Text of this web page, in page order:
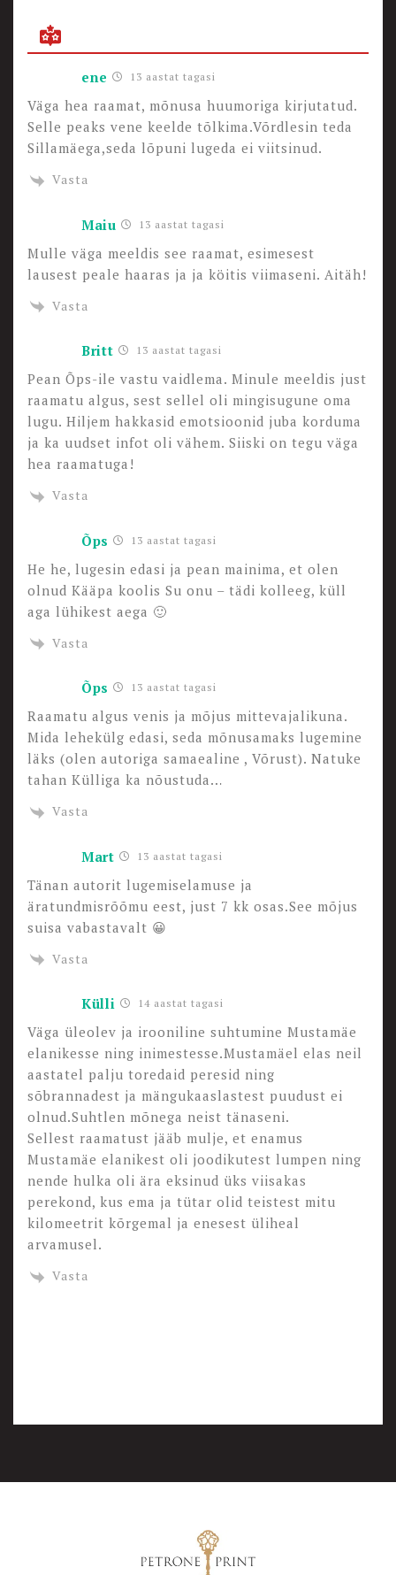
ene 13 aastat tagasi
Väga hea raamat, mõnusa huumoriga kirjutatud.
Selle peaks vene keelde tõlkima.Võrdlesin teda
Sillamäega,seda lõpuni lugeda ei viitsinud.
Vasta
Maiu 13 aastat tagasi
Mulle väga meeldis see raamat, esimesest
lausest peale haaras ja ja köitis viimaseni. Aitäh!
Vasta
Britt 13 aastat tagasi
Pean Õps-ile vastu vaidlema. Minule meeldis just
raamatu algus, sest sellel oli mingisugune oma
lugu. Hiljem hakkasid emotsioonid juba korduma
ja ka uudset infot oli vähem. Siiski on tegu väga
hea raamatuga!
Vasta
Õps 13 aastat tagasi
He he, lugesin edasi ja pean mainima, et olen
olnud Kääpa koolis Su onu – tädi kolleeg, küll
aga lühikest aega 🙂
Vasta
Õps 13 aastat tagasi
Raamatu algus venis ja mõjus mittevajalikuna.
Mida lehekülg edasi, seda mõnusamaks lugemine
läks (olen autoriga samaealine , Võrust). Natuke
tahan Külliga ka nõustuda…
Vasta
Mart 13 aastat tagasi
Tänan autorit lugemiselamuse ja
äratundmisrõõmu eest, just 7 kk osas.See mõjus
suisa vabastavalt 😀
Vasta
Külli 14 aastat tagasi
Väga üleolev ja irooniline suhtumine Mustamäe
elanikesse ning inimestesse.Mustamäel elas neil
aastatel palju toredaid peresid ning
sõbrannadest ja mängukaaslastest puudust ei
olnud.Suhtlen mõnega neist tänaseni.
Sellest raamatust jääb mulje, et enamus
Mustamäe elanikest oli joodikutest lumpen ning
nende hulka oli ära eksinud üks viisakas
perekond, kus ema ja tütar olid teistest mitu
kilomeetrit kõrgemal ja enesest üliheal
arvamusel.
Vasta